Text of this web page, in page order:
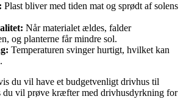
Plast bliver med tiden mat og sprødt af solens
Når materialet ældes, falder
og planterne får mindre sol.
Temperaturen svinger hurtigt, hvilket kan
du vil have et budgetvenligt drivhus til
du vil prøve kræfter med drivhusdyrkning for